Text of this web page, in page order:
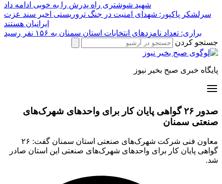
شهید شوشتری راه پدرش را به خوبی ادامه داد
سرلشکر پاکپور: شهدای امنیت در جنگ تروریستی اخیر سند عزت
ایرانیان هستند
براری: تعداد نامزدهای انتخابات استان سمنان به ۱۵۶ نفر رسید
جستجو کردن
پایگاه خبری صبح بخیر نیوز
صدور ۲۶ گواهی پایان کار برای واحدهای شهرک‌های
صنعتی سمنان
معاون فنی شرکت شهرک‌های صنعتی استان سمنان گفت: ۲۶
گواهی پایان کار برای واحدهای شهرک‌های صنعتی این استان صادر
شد.